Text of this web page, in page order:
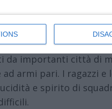
e storicamente
Circolo
importanti città di
armi pari. I ragazzi e
e spirito di